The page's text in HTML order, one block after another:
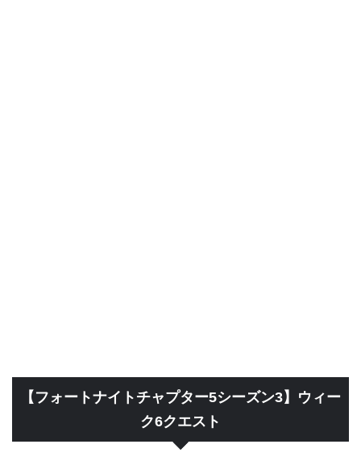
【フォートナイトチャプター5シーズン3】ウィー
ク6クエスト